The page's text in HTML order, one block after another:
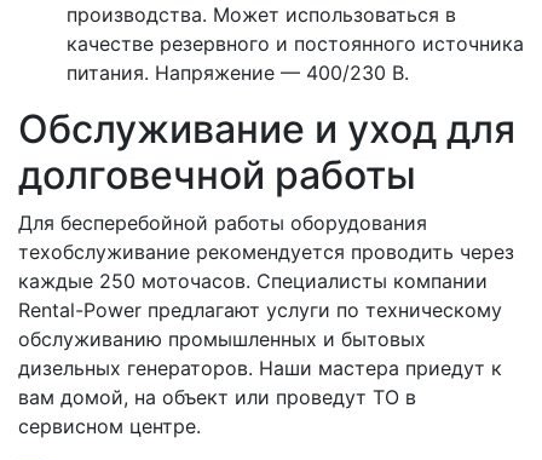
производства. Может использоваться в
качестве резервного и постоянного источника
питания. Напряжение — 400/230 В.
Обслуживание и уход для
долговечной работы
Для бесперебойной работы оборудования
техобслуживание рекомендуется проводить через
каждые 250 моточасов. Специалисты компании
Rental-Power предлагают услуги по техническому
обслуживанию промышленных и бытовых
дизельных генераторов. Наши мастера приедут к
вам домой, на объект или проведут ТО в
сервисном центре.